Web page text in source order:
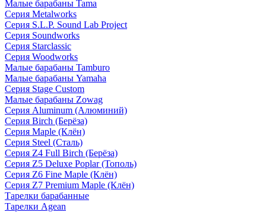
Малые барабаны Tama
Серия Metalworks
Серия S.L.P. Sound Lab Project
Серия Soundworks
Серия Starclassic
Серия Woodworks
Малые барабаны Tamburo
Малые барабаны Yamaha
Серия Stage Custom
Малые барабаны Zowag
Серия Aluminum (Алюминий)
Серия Birch (Берёза)
Серия Maple (Клён)
Серия Steel (Сталь)
Серия Z4 Full Birch (Берёза)
Серия Z5 Deluxe Poplar (Тополь)
Серия Z6 Fine Maple (Клён)
Серия Z7 Premium Maple (Клён)
Тарелки барабанные
Тарелки Agean